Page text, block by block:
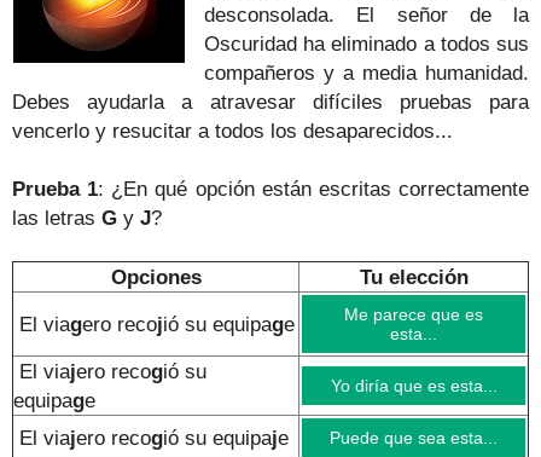
desconsolada. El señor de la
Oscuridad ha eliminado a todos sus
compañeros y a media humanidad.
Debes ayudarla a atravesar difíciles pruebas para
vencerlo y resucitar a todos los desaparecidos...
Prueba 1: ¿En qué opción están escritas correctamente
las letras G y J?
Opciones Tu elección
El viagero recojió su equipage
Me parece que es
esta...
El viajero recogió su
equipage
Yo diría que es esta...
El viajero recogió su equipaje Puede que sea esta...